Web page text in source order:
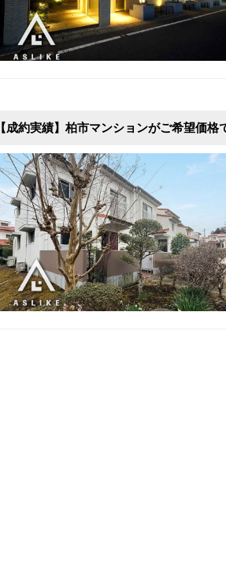
【成約実績】柏市マンションがご希望価